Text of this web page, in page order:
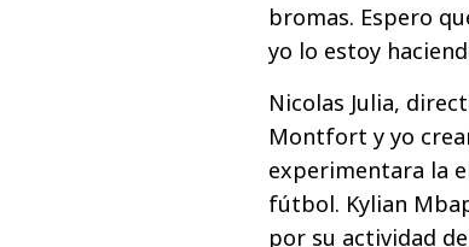
bromas. Espero
yo lo estoy
Nicolas Julia,
Montfort y yo
experimentara la
fútbol. Kylian
por su actividad